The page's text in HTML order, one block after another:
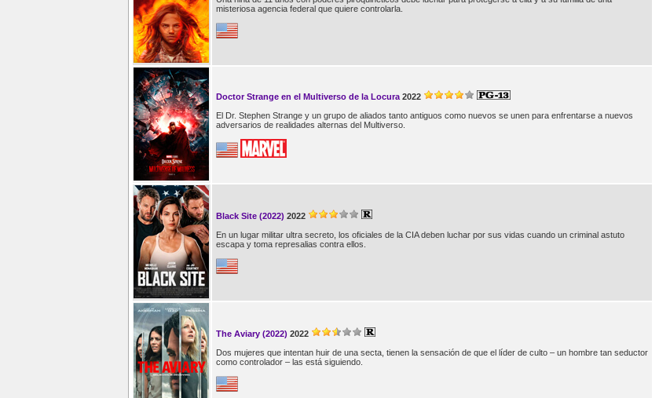
misteriosa agencia federal que quiere controlarla.
Doctor Strange en el Multiverso de la Locura 2022
El Dr. Stephen Strange y un grupo de aliados tanto antiguos como nuevos se unen para enfrentarse a nuevos
adversarios de realidades alternas del Multiverso.
Black Site (2022) 2022
En un lugar militar ultra secreto, los oficiales de la CIA deben luchar por sus vidas cuando un criminal astuto
escapa y toma represalias contra ellos.
The Aviary (2022) 2022
Dos mujeres que intentan huir de una secta, tienen la sensación de que el líder de culto – un hombre tan seductor
como controlador – las está siguiendo.